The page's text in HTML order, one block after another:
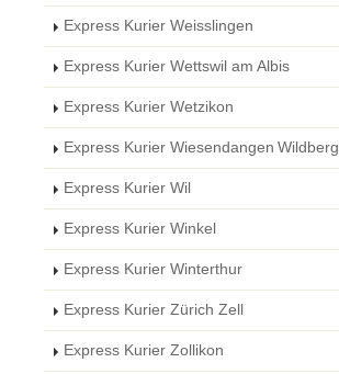
Express Kurier Weisslingen
Express Kurier Wettswil am Albis
Express Kurier Wetzikon
Express Kurier Wiesendangen Wildberg
Express Kurier Wil
Express Kurier Winkel
Express Kurier Winterthur
Express Kurier Zürich Zell
Express Kurier Zollikon